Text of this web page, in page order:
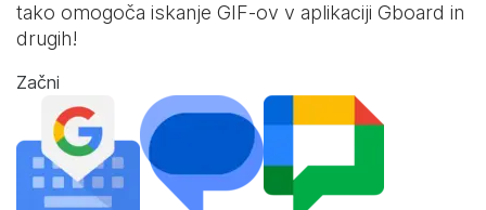
tako omogoča iskanje GIF-ov v aplikaciji Gboard in
drugih!
Začni